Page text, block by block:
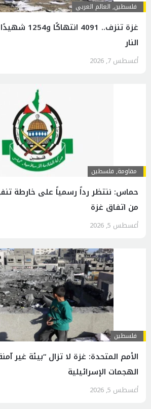
فلسطين, العالم العربي
غزة تنزف..
النار
أغسطس 7, 2026
مقاومة, فلسطين
حماس: ننتظر رداً رسمياً على خارطة
من اتفاق غزة
أغسطس 5, 2026
فلسطين
الأمم المتحدة: غزة لا تزال “بيئة غير
الهجمات الإسرائيلية
أغسطس 5, 2026